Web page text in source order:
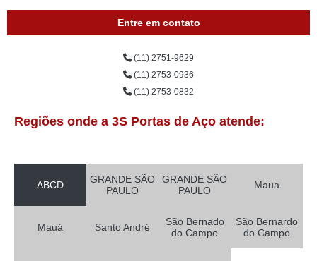
Entre em contato
(11) 2751-9629
(11) 2753-0936
(11) 2753-0832
Regiões onde a 3S Portas de Aço atende:
ABCD
GRANDE SÃO
PAULO
GRANDE SÃO
PAULO
Maua
Mauá Santo André
São Bernado
do Campo
São Bernardo
do Campo